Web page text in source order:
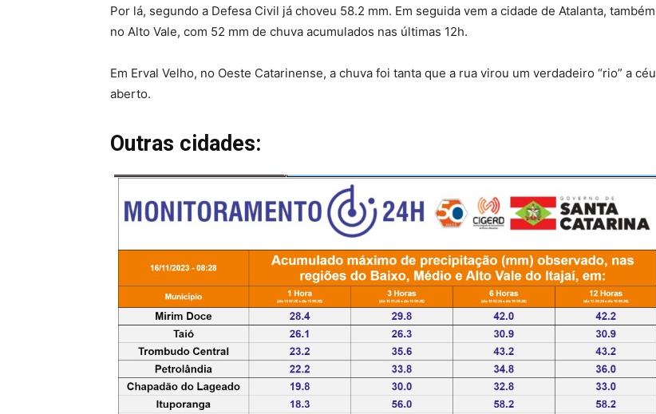
Por lá, segundo a Defesa Civil já choveu 58.2 mm. Em seguida vem a cidade de Atalanta, também
no Alto Vale, com 52 mm de chuva acumulados nas últimas 12h.
Em Erval Velho, no Oeste Catarinense, a chuva foi tanta que a rua virou um verdadeiro “rio” a céu
aberto.
Outras cidades: